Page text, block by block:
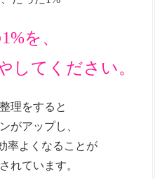
を、
してください。
理をすると
がアップし、
率よくなることが
れています。